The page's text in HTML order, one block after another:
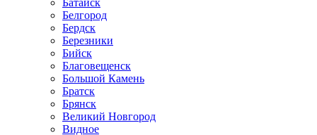
Батайск
Белгород
Бердск
Березники
Бийск
Благовещенск
Большой Камень
Братск
Брянск
Великий Новгород
Видное